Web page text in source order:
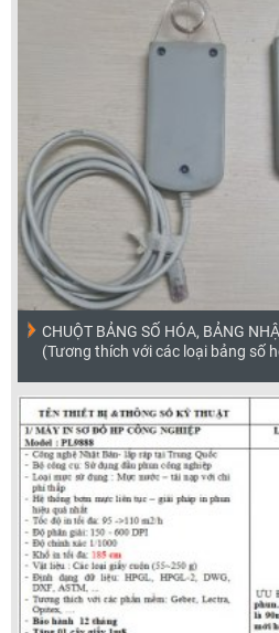
CHUỘT BẢNG SỐ HÓA, BẢNG
(Tương thích với các loại bảng số